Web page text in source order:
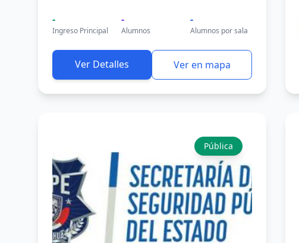
-
Ingreso Principal
-
Alumnos
-
Alumnos por sala
Ver Detalles Ver en mapa
Pública